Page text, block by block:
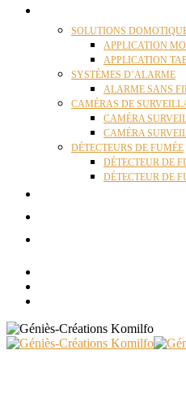
SOLUTIONS
APPLICATION
APPLICATION
SYSTÈMES D’ALARME
ALARME SANS
CAMÉRAS DE
CAMÉRA
CAMÉRA
DÉTECTEURS DE FUMÉE
DÉTECTEUR DE
DÉTECTEUR DE